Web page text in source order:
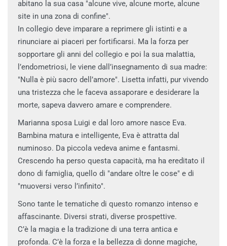
abitano la sua casa "alcune vive, alcune morte, alcune
site in una zona di confine".
In collegio deve imparare a reprimere gli istinti e a
rinunciare ai piaceri per fortificarsi. Ma la forza per
sopportare gli anni del collegio e poi la sua malattia,
l’endometriosi, le viene dall’insegnamento di sua madre:
"Nulla è più sacro dell’amore". Lisetta infatti, pur vivendo
una tristezza che le faceva assaporare e desiderare la
morte, sapeva davvero amare e comprendere.
Marianna sposa Luigi e dal loro amore nasce Eva.
Bambina matura e intelligente, Eva è attratta dal
numinoso. Da piccola vedeva anime e fantasmi.
Crescendo ha perso questa capacità, ma ha ereditato il
dono di famiglia, quello di "andare oltre le cose" e di
"muoversi verso l’infinito".
Sono tante le tematiche di questo romanzo intenso e
affascinante. Diversi strati, diverse prospettive.
C’è la magia e la tradizione di una terra antica e
profonda. C’è la forza e la bellezza di donne magiche,